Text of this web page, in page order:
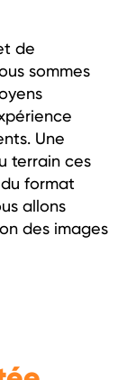
de
sommes
Une
terrain ces
format
allons
des images